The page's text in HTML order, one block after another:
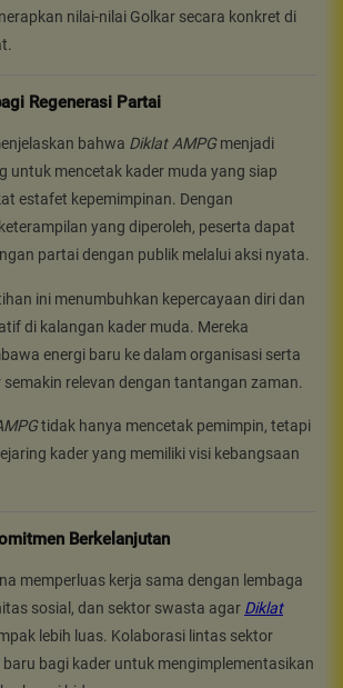
nilai-nilai Golkar secara konkret di
Regenerasi Partai
bahwa Diklat AMPGmenjadi
untuk mencetak kader muda yang siap
estafet kepemimpinan. Dengan
yang diperoleh, peserta dapat
partai dengan publik melalui aksi nyata.
ini menumbuhkan kepercayaan diri dan
di kalangan kader muda. Mereka
energi baru ke dalam organisasi serta
semakin relevan dengan tantangan zaman.
tidak hanya mencetak pemimpin, tetapi
kader yang memiliki visi kebangsaan
Berkelanjutan
memperluas kerja sama dengan lembaga
sosial, dan sektor swasta agar Diklat
lebih luas. Kolaborasi lintas sektor
bagi kader untuk mengimplementasikan